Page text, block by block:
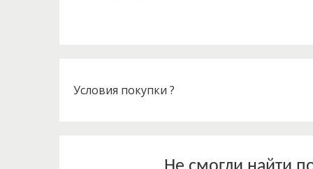
которые, в свою очередь, обусловлено тем,
полно выражены потребности и интересы
социального управления и их успешное
Условия покупки ?